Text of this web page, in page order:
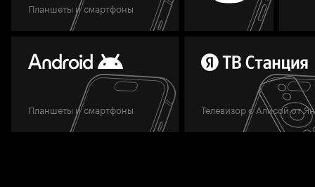
Планшеты и смартфоны
Планшеты и смартфоны Телевизор с Алисой от